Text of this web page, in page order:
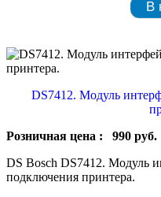
В
DS7412. Модуль
Розничная цена : 990 руб.
DS Bosch DS7412. Модуль
подключения принтера.